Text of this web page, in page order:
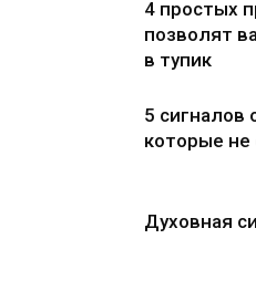
4 простых
позволят
в тупик
5 сигналов
которые не
Духовная